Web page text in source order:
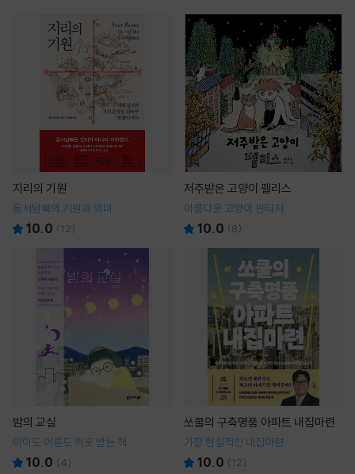
지리의 기원
동서남북의 기원과 의미
10.0 (12)
저주받은 고양이 펠리스
아름다운 고양이 판타지
10.0 (8)
밤의 교실
아이도 어른도 위로 받는 책
10.0 (4)
쏘쿨의 구축명품 아파트 내집마련
가장 현실적인 내집마련
10.0 (12)